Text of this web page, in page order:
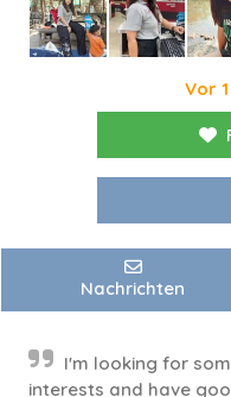
Vor
Nachrichten
I'm looking for
interests and have